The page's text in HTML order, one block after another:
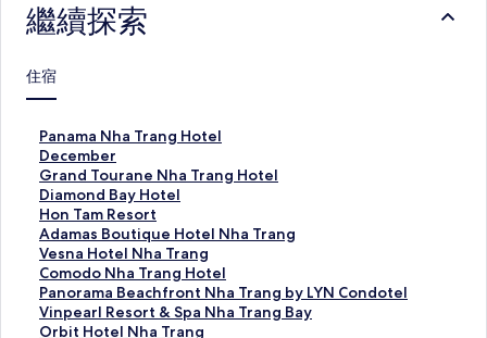
繼續探索
住宿
Panama Nha Trang Hotel
P
a
n
a
m
a
N
h
a
T
r
December
D
e
c
e
m
b
e
r
的
連
Grand Tourane Nha Trang Hotel
G
r
a
n
d
T
o
u
r
Diamond Bay Hotel
D
i
a
m
o
n
d
B
Hon Tam Resort
H
o
n
T
a
m
R
Adamas Boutique Hotel Nha Trang
A
d
a
m
a
s
Vesna Hotel Nha Trang
V
e
s
n
a
Comodo Nha Trang Hotel
C
o
m
o
Panorama Beachfront Nha Trang by LYN Condotel
P
a
n
Vinpearl Resort & Spa Nha Trang Bay
V
iOrbit Hotel Nha Trang
O